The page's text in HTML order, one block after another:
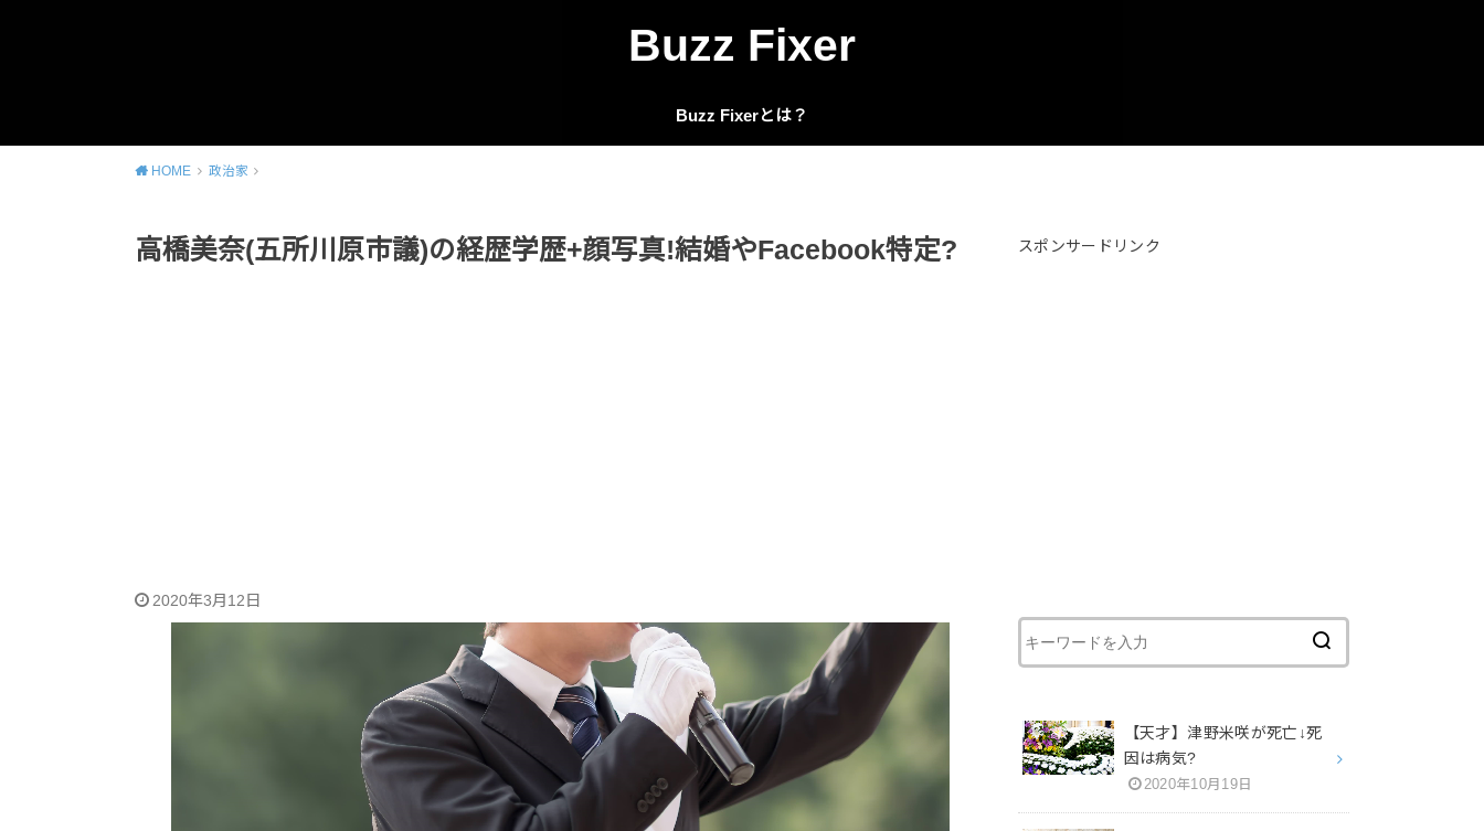
Buzz Fixer
Buzz Fixerとは？
HOME 政治家
高橋美奈(五所川原市議)の経歴学歴+顔写真!結婚やFacebook特定?
2020年3月12日
スポンサードリンク
【天才】津野米咲が死亡↓死
因は病気?
2020年10月19日